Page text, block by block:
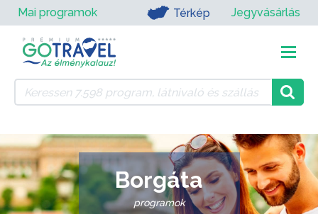
Mai programok Térkép Jegyvásárlás
Borgáta
programok